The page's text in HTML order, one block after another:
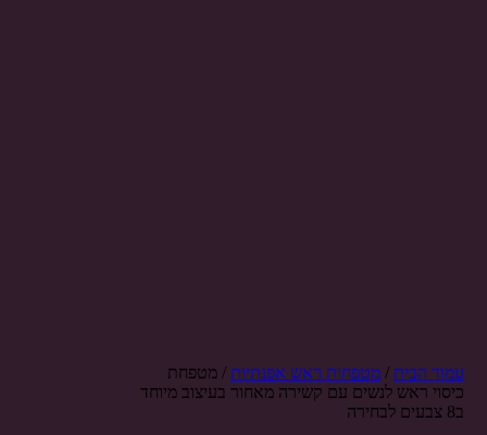
עמוד הבית/ מטפחות ראש אפנתיות/ מטפחת
כיסוי ראש לנשים עם קשירה מאחור בעיצוב מיוחד
ב8 צבעים לבחירה